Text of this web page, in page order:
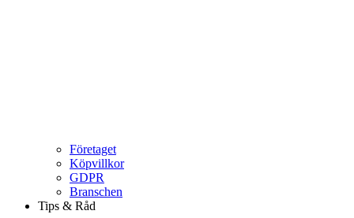
Företaget
Köpvillkor
GDPR
Branschen
Tips & Råd